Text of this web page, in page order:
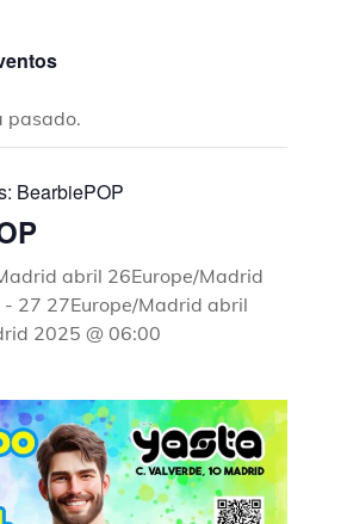
pasado.
BearbiePOP
abril 26Europe/Madrid
- 27 27Europe/Madrid abril
2025 @ 06:00